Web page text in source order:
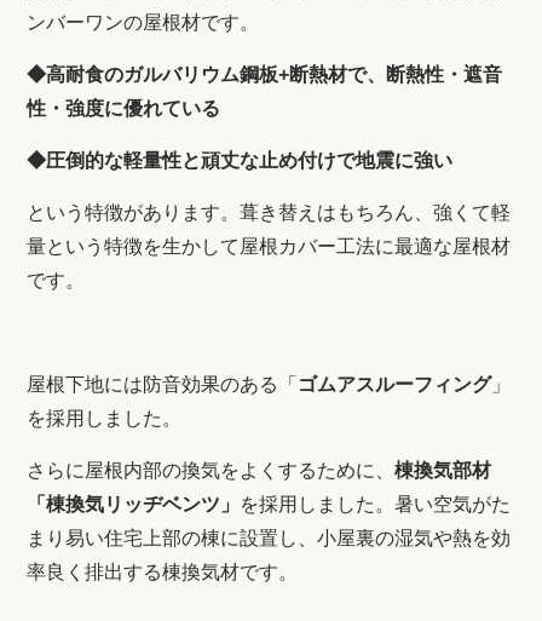
ンバーワンの屋根材です。
◆高耐食のガルバリウム鋼板+断熱材で、断熱性・遮音
性・強度に優れている
◆圧倒的な軽量性と頑丈な止め付けで地震に強い
という特徴があります。葺き替えはもちろん、強くて軽
量という特徴を生かして屋根カバー工法に最適な屋根材
です。
屋根下地には防音効果のある「 ゴムアスルーフィング」
を採用しました。
さらに屋根内部の換気をよくするために、棟換気部材
「棟換気リッヂベンツ」 を採用しました。暑い空気がた
まり易い住宅上部の棟に設置し、小屋裏の湿気や熱を効
率良く排出する棟換気材です。